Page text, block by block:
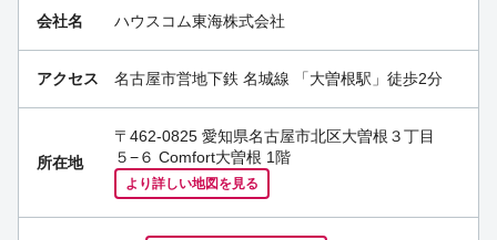
会社名 ハウスコム東海株式会社
アクセス 名古屋市営地下鉄 名城線 「大曽根駅 」徒歩2分
所在地
〒462-0825 愛知県名古屋市北区大曽根３丁目
５−６ Comfort大曽根 1階
より詳しい地図を見る